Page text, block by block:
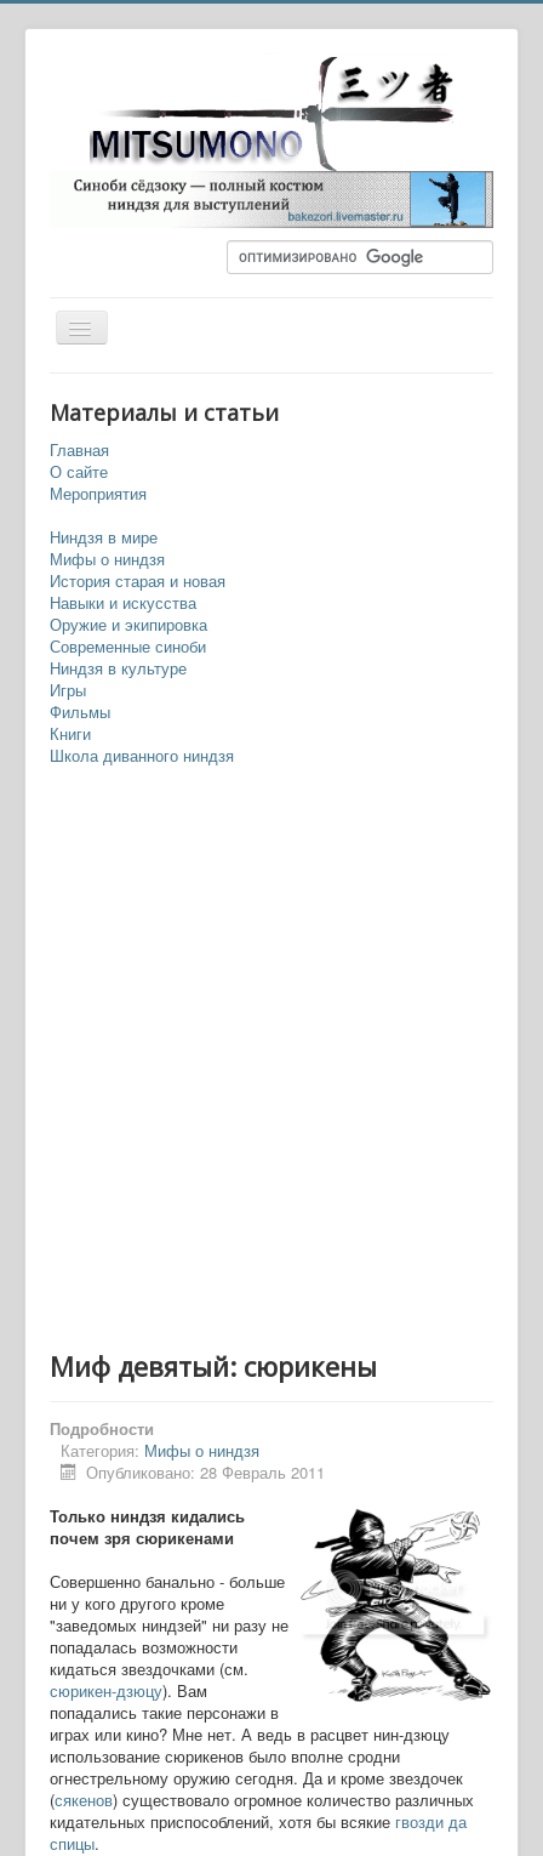
Вы здесь:
Миф девятый: сюрикены
Материалы и статьи
Главная
О сайте
Мероприятия
Ниндзя в мире
Мифы о ниндзя
История старая и новая
Навыки и искусства
Оружие и экипировка
Современные синоби
Ниндзя в культуре
Игры
Фильмы
Книги
Школа диванного ниндзя
Миф девятый: сюрикены
Подробности
Категория: Мифы о ниндзя
Опубликовано: 28 Февраль 2011
Только ниндзя кидались
почем зря сюрикенами
Совершенно банально - больше
ни у кого другого кроме
"заведомых ниндзей" ни разу не
попадалась возможности
кидаться звездочками (см.
сюрикен-дзюцу). Вам
попадались такие персонажи в
играх или кино? Мне нет. А ведь в расцвет нин-дзюцу
использование сюрикенов было вполне сродни
огнестрельному оружию сегодня. Да и кроме звездочек
(сякенов) существовало огромное количество различных
кидательных приспособлений, хотя бы всякие гвозди да
спицы.